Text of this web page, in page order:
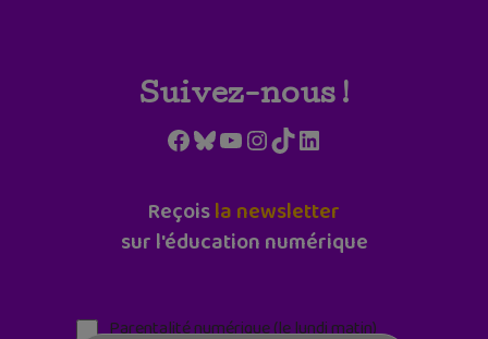
Suivez-nous !
Facebook
Bluesky
YouTube
Instagram
TikTokLinkedIn
Reçoisla newsletter
sur l'éducation numérique
Parentalité numérique (le lundi matin)